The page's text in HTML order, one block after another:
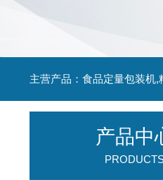
主营产品：食品定量包装机
产品中